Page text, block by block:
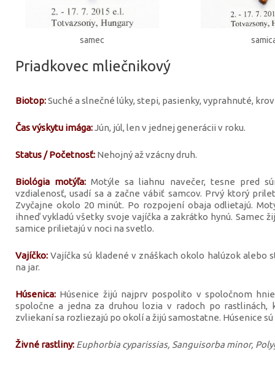
samec
Priadkovec mliečnikový
Biotop:Suché a slnečné lúky, stepi, pasienky, vyprahnuté,
Čas výskytu imága:Jún, júl, len v jednej generácii v roku.
Status / Početnosť: Nehojný až vzácny druh.
Biológia motýľa: Motýle sa liahnu navečer, tesne pred
vzdialenosť, usadí sa a začne vábiť samcov. Prvý ktorý
Zvyčajne okolo 20 minút. Po rozpojení obaja odlietajú.
ihneď vykladú všetky svoje vajíčka a zakrátko hynú. Samec
samice prilietajú v noci na svetlo.
Vajíčko: Vajíčka sú kladené v znáškach okolo halúzok alebo
na jar.
Húsenica: Húsenice žijú najprv pospolito v spoločnom
spoločne a jedna za druhou lozia v radoch po
zvliekaní sa rozliezajú po okolí a žijú samostatne. Húsenice
Živné rastliny: Euphorbia cyparissias, Sanguisorba minor,